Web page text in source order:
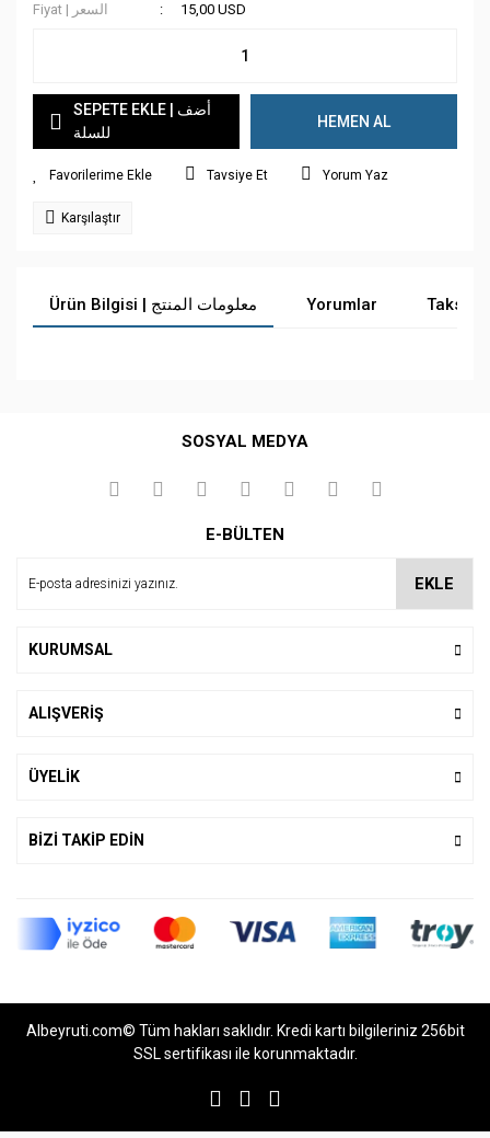
Fiyat | السعر 15,00 USD
SEPETE EKLE | أضف
للسلة
HEMEN AL
Tavsiye Et Yorum Yaz
Karşılaştır
Ürün Bilgisi | معلومات المنتج Yorumlar Taksit
SOSYAL MEDYA
E-BÜLTEN
EKLE
KURUMSAL
ALIŞVERİŞ
ÜYELİK
BİZİ TAKİP EDİN
Albeyruti.com© Tüm hakları saklıdır. Kredi kartı bilgileriniz 256bit
SSL sertifikası ile korunmaktadır.